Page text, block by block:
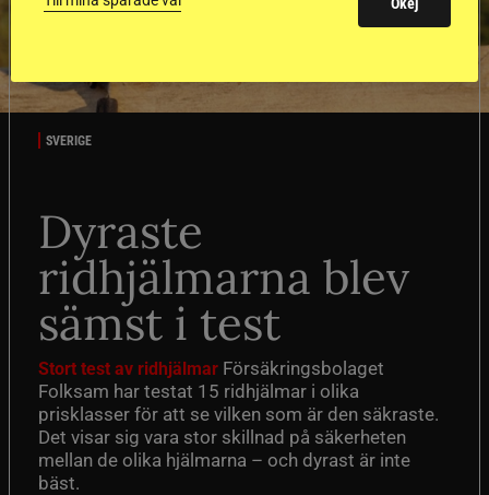
SVERIGE
Dyraste
ridhjälmarna blev
sämst i test
Stort test av ridhjälmar Försäkringsbolaget
Folksam har testat 15 ridhjälmar i olika
prisklasser för att se vilken som är den säkraste.
Det visar sig vara stor skillnad på säkerheten
mellan de olika hjälmarna – och dyrast är inte
bäst.